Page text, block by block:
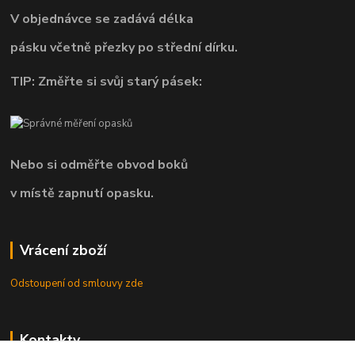
V objednávce se zadává délka
pásku včetně přezky po střední dírku.
TIP: Změřte si svůj starý pásek:
Nebo si odměřte obvod boků
v místě zapnutí opasku.
Vrácení zboží
Odstoupení od smlouvy zde
Kontakty